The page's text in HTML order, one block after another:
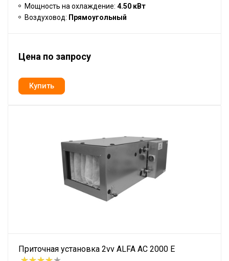
Мощность на охлаждение: 4.50 кВт
Воздуховод: Прямоугольный
Цена по запросу
Приточная установка 2vv ALFA AC 2000 E